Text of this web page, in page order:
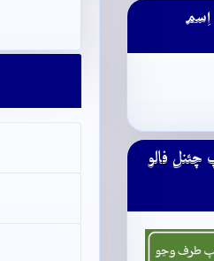
اِسم
چئنل فالو